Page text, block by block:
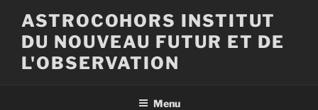
contenu
principal
ASTROCOHORS INSTITUT
DU NOUVEAU FUTUR ET DE
L'OBSERVATION
Menu